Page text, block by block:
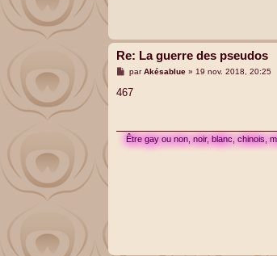
Re: La guerre des pseudos
M
s
parAkésablue » 19 nov. 2018, 20:25
467
Être gay ou non, noir, blanc, chinois,